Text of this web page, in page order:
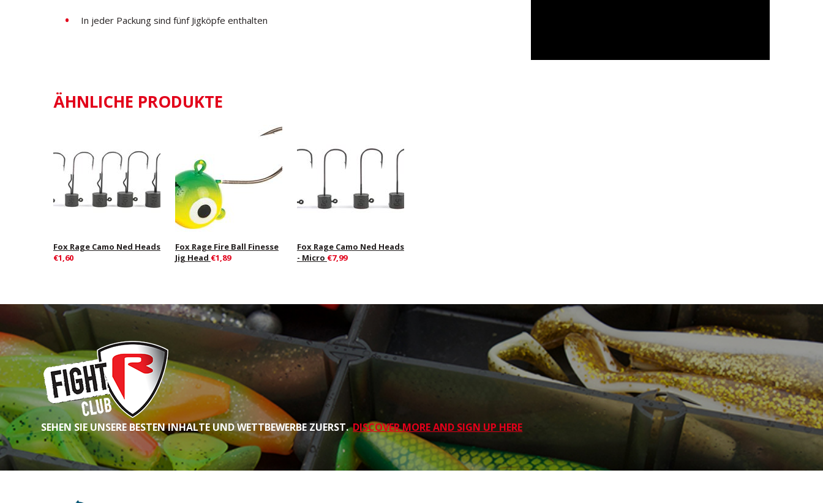
In jeder Packung sind fünf Jigköpfe enthalten
ÄHNLICHE PRODUKTE
Fox Rage Camo Ned Heads
€1,60
Fox Rage Fire Ball Finesse
Jig Head €1,89
Fox Rage Camo Ned Heads
- Micro €7,99
SEHEN SIE UNSERE BESTEN INHALTE UND WETTBEWERBE ZUERST.DISCOVER MORE AND SIGN UP HERE